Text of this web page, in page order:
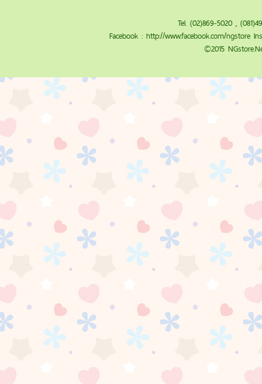
Tel. (02)869-5020 ,
Facebook : http://www.facebook.com/ngstore
©2015